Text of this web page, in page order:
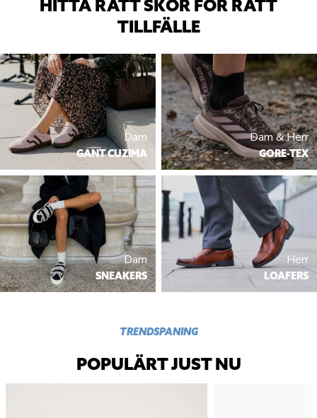
HITTA RÄTT SKOR FÖR RÄTT
TILLFÄLLE
Dam
GANT CUZIMA
Dam & Herr
GORE-TEX
Dam
SNEAKERS
Herr
LOAFERS
TRENDSPANING
POPULÄRT JUST NU